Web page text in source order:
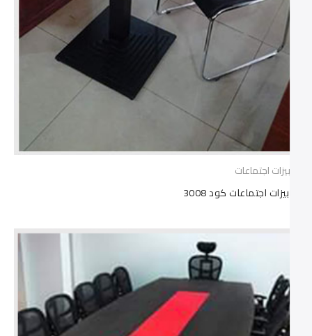
ترابيزات اجتماعات
ترابيزات اجتماعات كود 3008